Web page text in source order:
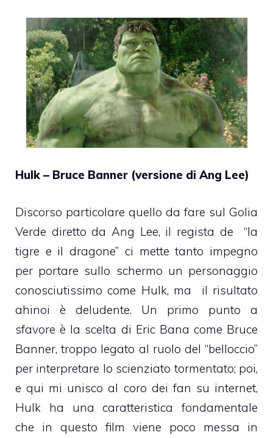
Hulk – Bruce Banner (versione di Ang Lee)
Discorso particolare quello da fare sul Golia
Verde diretto da Ang Lee, il regista de “la
tigre e il dragone” ci mette tanto impegno
per portare sullo schermo un personaggio
conosciutissimo come Hulk, ma il risultato
ahinoi è deludente. Un primo punto a
sfavore è la scelta di Eric Bana come Bruce
Banner, troppo legato al ruolo del “belloccio”
per interpretare lo scienziato tormentato; poi,
e qui mi unisco al coro dei fan su internet,
Hulk ha una caratteristica fondamentale
che in questo film viene poco messa in